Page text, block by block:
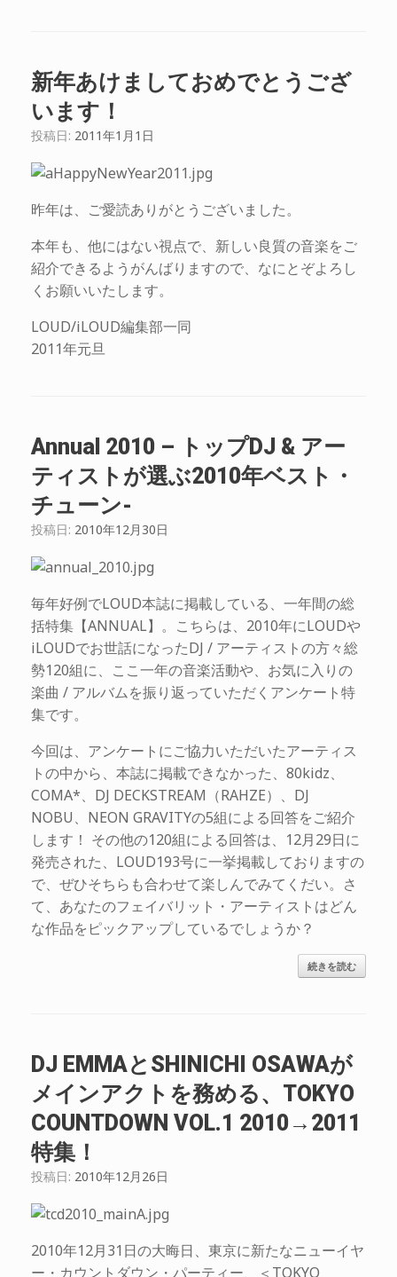
新年あけましておめでとうござ
います！
投稿日: 2011年1月1日
昨年は、ご愛読ありがとうございました。
本年も、他にはない視点で、新しい良質の音楽をご
紹介できるようがんばりますので、なにとぞよろし
くお願いいたします。
LOUD/iLOUD編集部一同
2011年元旦
Annual 2010 – トップDJ & アー
ティストが選ぶ2010年ベスト・
チューン-
投稿日: 2010年12月30日
毎年好例でLOUD本誌に掲載している、一年間の総
括特集【ANNUAL】。こちらは、2010年にLOUDや
iLOUDでお世話になったDJ / アーティストの方々総
勢120組に、ここ一年の音楽活動や、お気に入りの
楽曲 / アルバムを振り返っていただくアンケート特
集です。
今回は、アンケートにご協力いただいたアーティス
トの中から、本誌に掲載できなかった、80kidz、
COMA*、DJ DECKSTREAM（RAHZE）、DJ
NOBU、NEON GRAVITYの5組による回答をご紹介
します！ その他の120組による回答は、12月29日に
発売された、LOUD193号に一挙掲載しておりますの
で、ぜひそちらも合わせて楽しんでみてくだい。さ
て、あなたのフェイバリット・アーティストはどん
な作品をピックアップしているでしょうか？
続きを読む
DJ EMMAとSHINICHI OSAWAが
メインアクトを務める、TOKYO
COUNTDOWN VOL.1 2010→2011
特集！
投稿日: 2010年12月26日
2010年12月31日の大晦日、東京に新たなニューイヤ
ー・カウントダウン・パーティー、＜TOKYO